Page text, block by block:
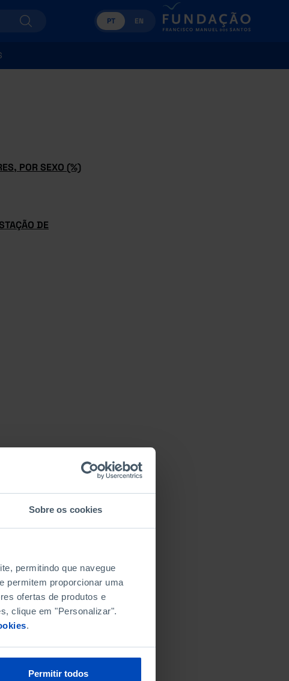
Sobre os cookies
permitindo que navegue
permitem proporcionar uma
ofertas de produtos e
clique em "Personalizar".
.
Permitir todos
PT EN
POR SEXO (%)
DE